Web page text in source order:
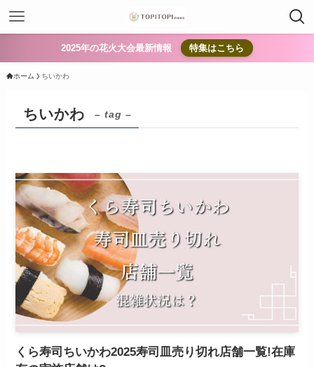
2025年の花火大会最新情報 特集はこちら
ホーム ちいかわ
ちいかわ – tag –
くら寿司ちいかわ2025寿司皿売り切れ店舗一覧!在庫